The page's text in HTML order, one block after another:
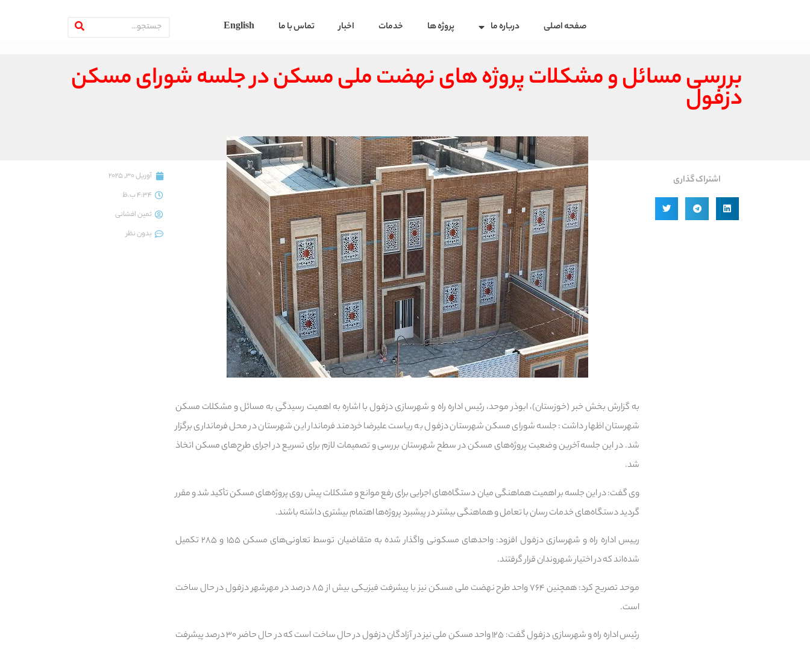
صفحه اصلی درباره ما پروژه ها خدمات اخبار تماس با ما English
بررسی مسائل و مشکلات پروژه های نهضت ملی مسکن در جلسه شورای مسکن
دزفول
اشتراک گذاری
به گزارش بخش خبر (خوزستان)، ابوذر موحد، رئیس اداره راه و شهرسازی دزفول با اشاره به اهمیت رسیدگی به مسائل و مشکلات مسکن
شهرستان اظهار داشت: جلسه شورای مسکن شهرستان دزفول به ریاست علیرضا خردمند فرماندار این شهرستان در محل فرمانداری برگزار
شد. در این جلسه آخرین وضعیت پروژه‌های مسکن در سطح شهرستان بررسی و تصمیمات لازم برای تسریع در اجرای طرح‌های مسکن اتخاذ
شد.
وی گفت: در این جلسه بر اهمیت هماهنگی میان دستگاه‌های اجرایی برای رفع موانع و مشکلات پیش روی پروژه‌های مسکن تأکید شد و مقرر
گردید دستگاه‌های خدمات رسان با تعامل و هماهنگی بیشتر در پیشبرد پروژه‌ها اهتمام بیشتری داشته باشند.
رییس اداره راه و شهرسازی دزفول افزود: واحدهای مسکونی واگذار شده به متقاضیان توسط تعاونی‌های مسکن ۱۵۵ و ۲۸۵ تکمیل
شده‌اند که در اختیار شهروندان قرار گرفتند.
موحد تصریح کرد: همچنین ۷۶۴ واحد طرح نهضت ملی مسکن نیز با پیشرفت فیزیکی بیش از ۸۵ درصد در مهرشهر دزفول در حال ساخت
است.
رئیس اداره راه و شهرسازی دزفول گفت: ۱۲۵ واحد مسکن ملی نیز در آزادگان دزفول در حال ساخت است که در حال حاضر ۳۰ درصد پیشرفت
آوریل 30, 2025
4:34 ب.ظ
ثمین افشانی
بدون نظر